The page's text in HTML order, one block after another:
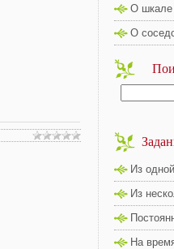
О шкале
О
Из
Из
На